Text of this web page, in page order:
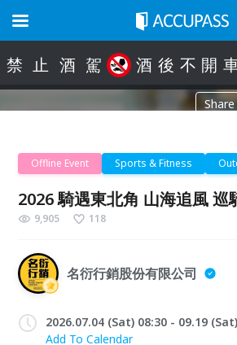
禁 止 酒 駕 酒 後 不 開
Share
Offline Event Sports & Fitness
2026 騎遇東北角 山海追風 巡
9,905 118
名衍行銷股份有限公司
2026.07.04 (Sat) 08:30 - 09.19
Add To Calendar